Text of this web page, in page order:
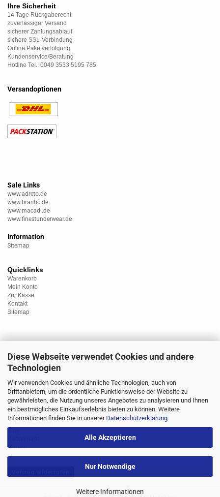
Diese Webseite verwendet Cookies und andere
Technologien
Wir verwenden Cookies und ähnliche Technologien, auch von
Drittanbietern, um die ordentliche Funktionsweise der Website zu
gewährleisten, die Nutzung unseres Angebotes zu analysieren und Ihnen
ein bestmögliches Einkaufserlebnis bieten zu können. Weitere
Informationen finden Sie in unserer Datenschutzerklärung.
Alle Akzeptieren
Nur Notwendige
Weitere Informationen
Ihre Sicherheit
14 Tage Rückgaberecht
zuverlässiger Versand
sicherer Zahlungsablauf
sichere SSL-Verbindung
Online Paketverfolgung
Kundenservice/Beratung
Hotline Tel.: 0049 3533 5195 785
Versandoptionen
Sale Links
www.adreto.de
www.brantic.de
www.macadi.de
www.finestunderwear.de
Information
Sitemap
Quicklinks
Warenkorb
Mein Konto
Zur Kasse
Kontakt
Sitemap
Kategorien
Unterwäsche
Nachtwäsche
Sportwäsche
Homewear
Bademoden
Übergrössen
Strümpfe/Socken
Marken